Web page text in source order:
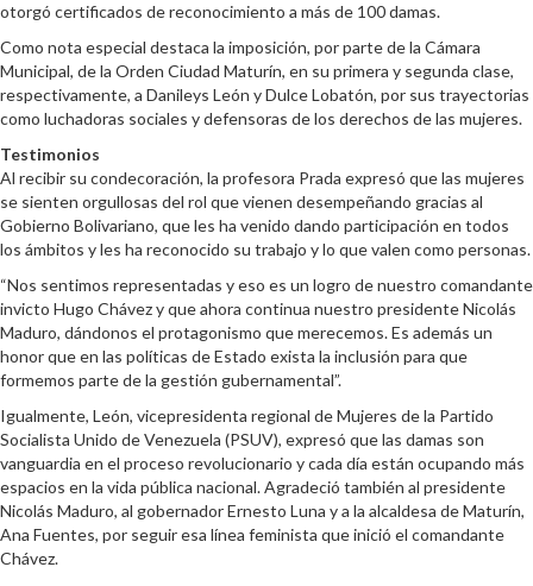
otorgó certificados de reconocimiento a más de 100 damas.
Como nota especial destaca la imposición, por parte de la Cámara
Municipal, de la Orden Ciudad Maturín, en su primera y segunda clase,
respectivamente, a Danileys León y Dulce Lobatón, por sus trayectorias
como luchadoras sociales y defensoras de los derechos de las mujeres.
Testimonios
Al recibir su condecoración, la profesora Prada expresó que las mujeres
se sienten orgullosas del rol que vienen desempeñando gracias al
Gobierno Bolivariano, que les ha venido dando participación en todos
los ámbitos y les ha reconocido su trabajo y lo que valen como personas.
“Nos sentimos representadas y eso es un logro de nuestro comandante
invicto Hugo Chávez y que ahora continua nuestro presidente Nicolás
Maduro, dándonos el protagonismo que merecemos. Es además un
honor que en las políticas de Estado exista la inclusión para que
formemos parte de la gestión gubernamental”.
Igualmente, León, vicepresidenta regional de Mujeres de la Partido
Socialista Unido de Venezuela (PSUV), expresó que las damas son
vanguardia en el proceso revolucionario y cada día están ocupando más
espacios en la vida pública nacional. Agradeció también al presidente
Nicolás Maduro, al gobernador Ernesto Luna y a la alcaldesa de Maturín,
Ana Fuentes, por seguir esa línea feminista que inició el comandante
Chávez.